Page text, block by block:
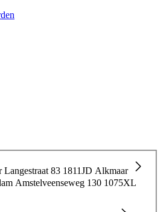
Langestraat 83 1811JD Alkmaar
Amstelveenseweg 130 1075XL